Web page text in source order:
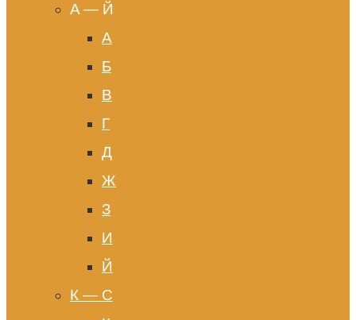
A — Й
А
Б
В
Г
Д
Ж
З
И
Й
К — С